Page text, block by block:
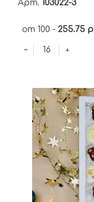
Арт. 103022-3
от 100 - 255.75 р
+
-